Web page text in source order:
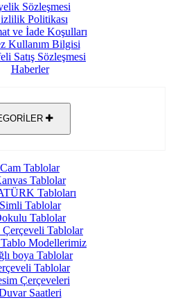
Sözleşmesi
Politikası
ve İade Koşulları
Kullanım Bilgisi
Satış Sözleşmesi
Haberler
Cam Tablolar
Tablolar
Tabloları
Simli Tablolar
Tablolar
Çerçeveli Tablolar
Modellerimiz
boya Tablolar
Tablolar
Çerçeveleri
Saatleri